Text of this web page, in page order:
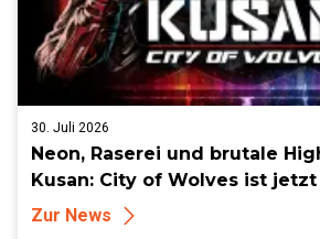
30. Juli 2026
Neon, Raserei und brutale
Kusan: City of Wolves ist
Zur News